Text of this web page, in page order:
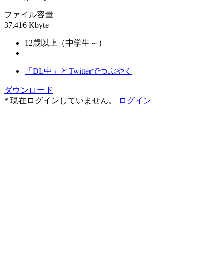
ファイル容量
37,416 Kbyte
12歳以上（中学生～）
「DL中」とTwitterでつぶやく
ダウンロード
* 現在ログインしていません。
ログイン